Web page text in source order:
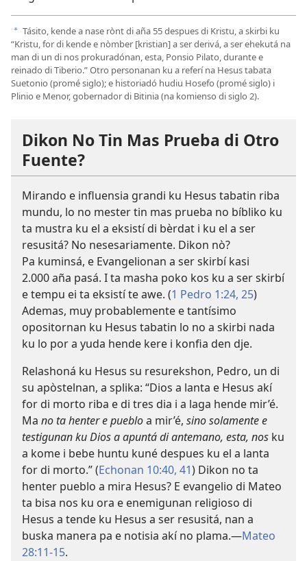
a Tásito, kende a nase rònt di aña 55 despues di Kristu, a skirbi ku
“Kristu, for di kende e nòmber [kristian] a ser derivá, a ser ehekutá na
man di un di nos prokuradónan, esta, Ponsio Pilato, durante e
reinado di Tiberio.” Otro personanan ku a referí na Hesus tabata
Suetonio (promé siglo); e historiadó hudiu Hosefo (promé siglo) i
Plinio e Menor, gobernador di Bitinia (na komienso di siglo 2).
Dikon No Tin Mas Prueba di Otro
Fuente?
Mirando e influensia grandi ku Hesus tabatin riba
mundu, lo no mester tin mas prueba no bíbliko ku
ta mustra ku el a eksistí di bèrdat i ku el a ser
resusitá? No nesesariamente. Dikon nò?
Pa kuminsá, e Evangelionan a ser skirbí kasi
2.000 aña pasá. I ta masha poko kos ku a ser skirbí
e tempu ei ta eksistí te awe. (1 Pedro 1:24, 25)
Ademas, muy probablemente e tantísimo
opositornan ku Hesus tabatin lo no a skirbi nada
ku lo por a yuda hende kere i konfia den dje.
Relashoná ku Hesus su resurekshon, Pedro, un di
su apòstelnan, a splika: “Dios a lanta e Hesus akí
for di morto riba e di tres dia i a laga hende mir’é.
Ma no ta henter e puebloa mir’é, sino solamente e
testigunan ku Dios a apuntá di antemano, esta, nos ku
a kome i bebe huntu kuné despues ku el a lanta
for di morto.” (Echonan 10:40, 41) Dikon no ta
henter pueblo a mira Hesus? E evangelio di Mateo
ta bisa nos ku ora e enemigunan religioso di
Hesus a tende ku Hesus a ser resusitá, nan a
buska manera pa e notisia akí no plama.—Mateo
28:11-15.